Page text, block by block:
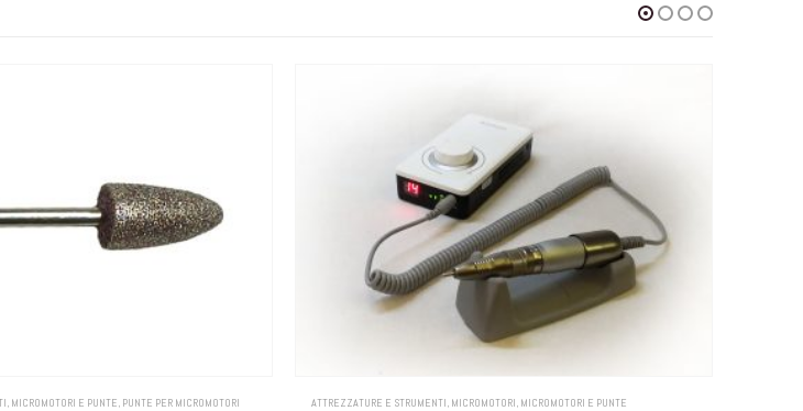
, MICROMOTORI E PUNTE, PUNTE PER MICROMOTORI ATTREZZATURE E STRUMENTI, MICROMOTORI, MICROMOTORI E PUNTE